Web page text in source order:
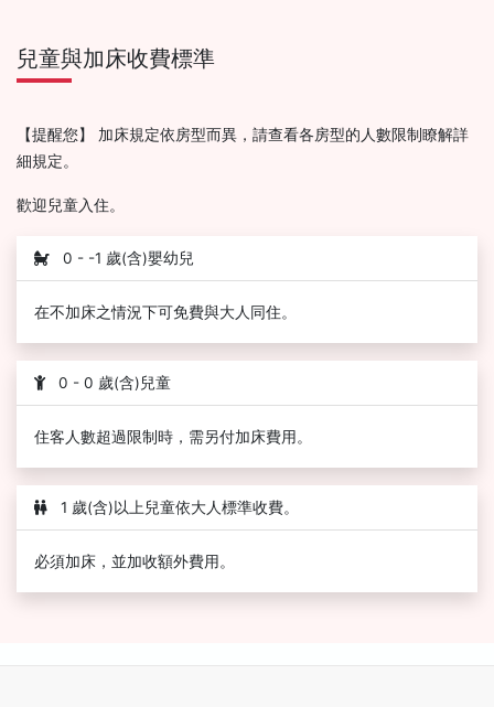
兒童與加床收費標準
【提醒您】 加床規定依房型而異，請查看各房型的人數限制瞭解詳
細規定。
歡迎兒童入住。
0 - -1 歲(含)嬰幼兒
在不加床之情況下可免費與大人同住。
0 - 0 歲(含)兒童
住客人數超過限制時，需另付加床費用。
1 歲(含)以上兒童依大人標準收費。
必須加床，並加收額外費用。